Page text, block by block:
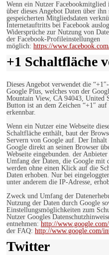
Wenn ein Nutzer Facebookmitglied
über dieses Angebot Daten über
gespeicherten Mitgliedsdaten
Internetauftritts bei Facebook
Widersprüche zur Nutzung von
der Facebook-Profileinstellungen
möglich: https://
+1 Schaltfläche
Dieses Angebot verwendet die
Google Plus, welches von der
Mountain View, CA 94043, United
Button ist an dem Zeichen “+1″
erkennbar.
Wenn ein Nutzer eine Webseite
Schaltfläche enthält, baut der
Servern von Google auf. Der
Google direkt an seinen Browser
Webseite eingebunden. der
Umfang der Daten, die Google mit
werden ohne einen Klick auf die
Daten erhoben. Nur bei
unter anderem die IP-Adresse,
Zweck und Umfang der
Nutzung der Daten durch Google
Einstellungsmöglichkeiten zum
Nutzer Googles
entnehmen: http://
der FAQ: http://www.google.com/
Twitter